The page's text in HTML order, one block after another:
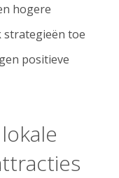
hogere
strategieën toe
positieve